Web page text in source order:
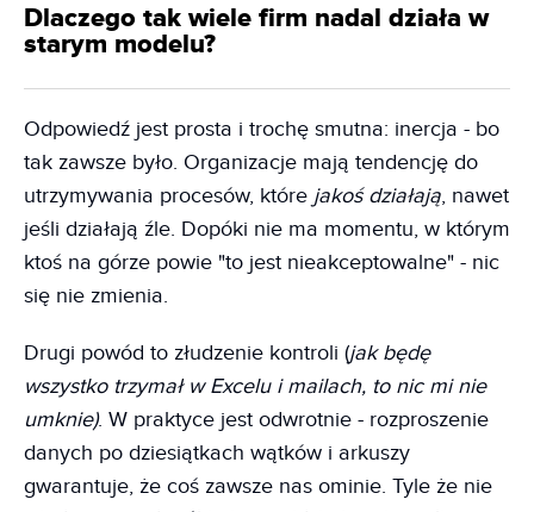
Dlaczego tak wiele firm nadal działa w
starym modelu?
Odpowiedź jest prosta i trochę smutna: inercja - bo
tak zawsze było. Organizacje mają tendencję do
utrzymywania procesów, które jakoś działają, nawet
jeśli działają źle. Dopóki nie ma momentu, w którym
ktoś na górze powie "to jest nieakceptowalne" - nic
się nie zmienia.
Drugi powód to złudzenie kontroli (jak będę
wszystko trzymał w Excelu i mailach, to nic mi nie
umknie). W praktyce jest odwrotnie - rozproszenie
danych po dziesiątkach wątków i arkuszy
gwarantuje, że coś zawsze nas ominie. Tyle że nie